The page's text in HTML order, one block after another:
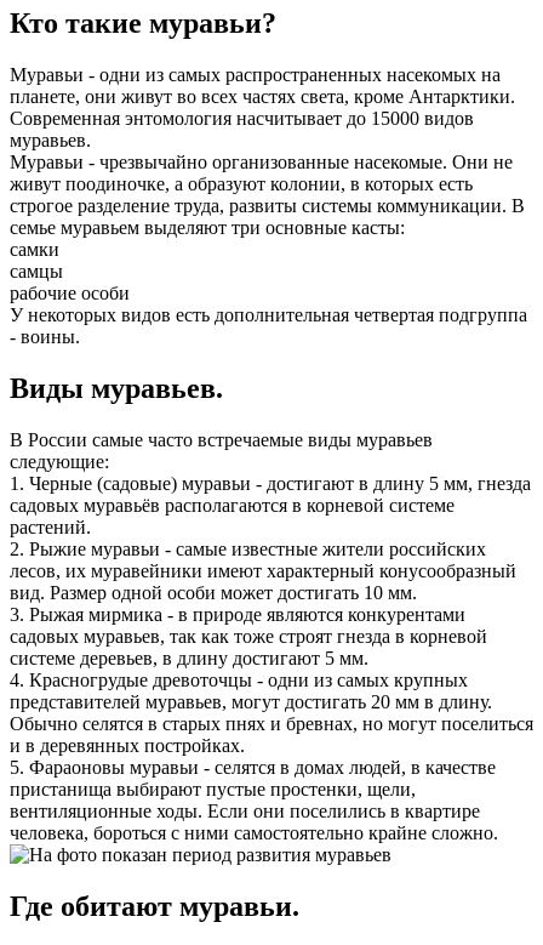
Кто такие муравьи?
Муравьи - одни из самых распространенных насекомых на
планете, они живут во всех частях света, кроме Антарктики.
Современная энтомология насчитывает до 15000 видов
муравьев.
Муравьи - чрезвычайно организованные насекомые. Они не
живут поодиночке, а образуют колонии, в которых есть
строгое разделение труда, развиты системы коммуникации. В
семье муравьем выделяют три основные касты:
самки
самцы
рабочие особи
У некоторых видов есть дополнительная четвертая подгруппа
- воины.
Виды муравьев.
В России самые часто встречаемые виды муравьев
следующие:
1. Черные (садовые) муравьи - достигают в длину 5 мм, гнезда
садовых муравьёв располагаются в корневой системе
растений.
2. Рыжие муравьи - самые известные жители российских
лесов, их муравейники имеют характерный конусообразный
вид. Размер одной особи может достигать 10 мм.
3. Рыжая мирмика - в природе являются конкурентами
садовых муравьев, так как тоже строят гнезда в корневой
системе деревьев, в длину достигают 5 мм.
4. Красногрудые древоточцы - одни из самых крупных
представителей муравьев, могут достигать 20 мм в длину.
Обычно селятся в старых пнях и бревнах, но могут поселиться
и в деревянных постройках.
5. Фараоновы муравьи - селятся в домах людей, в качестве
пристанища выбирают пустые простенки, щели,
вентиляционные ходы. Если они поселились в квартире
человека, бороться с ними самостоятельно крайне сложно.
Где обитают муравьи.